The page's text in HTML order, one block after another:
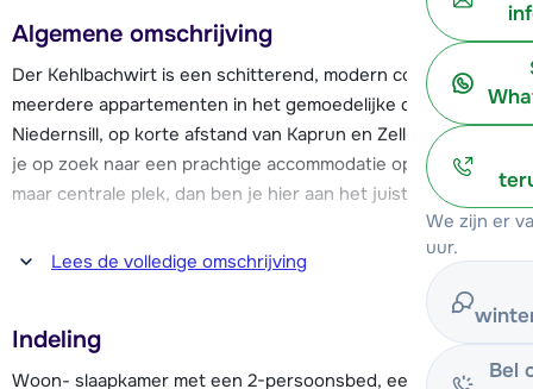
We zijn er
uur.
Bel
Algemene omschrijving
Der Kehlbachwirt is een schitterend, modern complex met
meerdere appartementen in het gemoedelijke dorpje
Niedernsill, op korte afstand van Kaprun en Zell am See. Ben
je op zoek naar een prachtige accommodatie op een rustige
maar centrale plek, dan ben je hier aan het juiste adres.
Deze accommodatie ligt namelijk op een ideale locatie om
diverse skigebieden te ontdekken. Het dichtstbijzijnde
skigebied is Zell am See/Kaprun, met het dalstation van
Kaprun op ca. 10 km en van Zell am See op ca. 12 km afstand.
Je kunt de trein nemen; het station in Niedernsill ligt op 4
Lees de volledige omschrijving
Indeling
Woon- slaapkamer met een 2-persoonsbed, eettafel en een